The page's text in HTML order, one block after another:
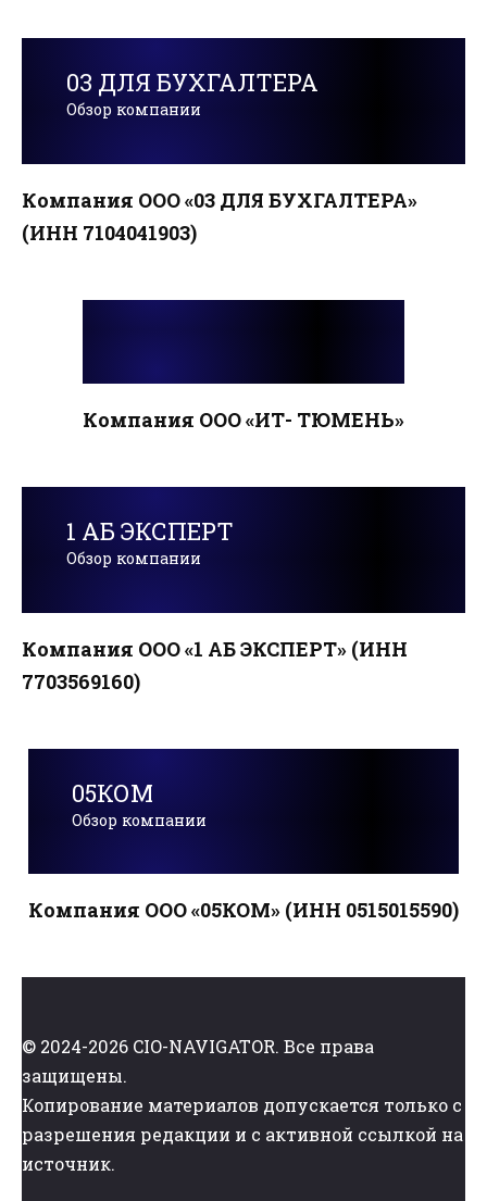
03 ДЛЯ БУХГАЛТЕРА
Обзор компании
Компания ООО «03 ДЛЯ БУХГАЛТЕРА»
(ИНН 7104041903)
Компания ООО «ИТ- ТЮМЕНЬ»
1 АБ ЭКСПЕРТ
Обзор компании
Компания ООО «1 АБ ЭКСПЕРТ» (ИНН
7703569160)
05КОМ
Обзор компании
Компания ООО «05КОМ» (ИНН 0515015590)
© 2024-2026 CIO-NAVIGATOR. Все права
защищены.
Копирование материалов допускается только с
разрешения редакции и с активной ссылкой на
источник.